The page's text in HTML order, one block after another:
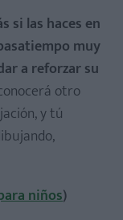
si las haces en
muy
a reforzar su
otro
y tú
niños)